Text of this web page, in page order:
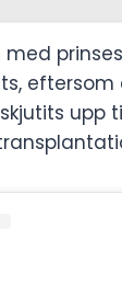
eftersom
upp